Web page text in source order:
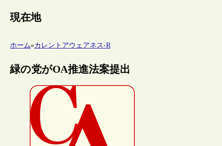
現在地
ホーム»カレントアウェアネス-R
緑の党がOA推進法案提出